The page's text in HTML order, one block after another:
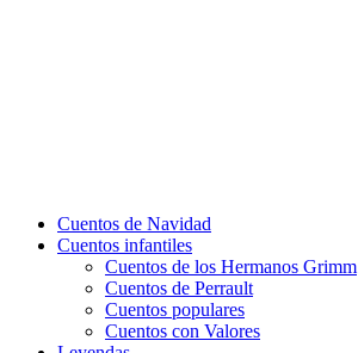
Cuentos de Navidad
Cuentos infantiles
Cuentos de los Hermanos Grimm
Cuentos de Perrault
Cuentos populares
Cuentos con Valores